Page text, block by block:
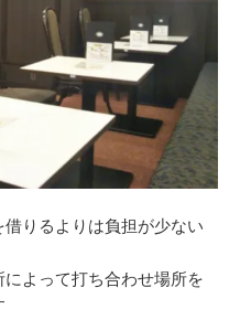
りるよりは負担が少ない
よって打ち合わせ場所を